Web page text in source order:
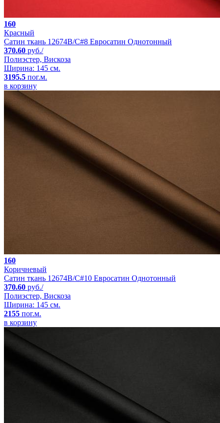
160
Красный
Сатин ткань 12674B/C#8 Евросатин Однотонный
370.60 руб./
Полиэстер, Вискоза
Ширина: 145 см.
3195.5 пог.м.
в корзину
160
Коричневый
Сатин ткань 12674B/C#10 Евросатин Однотонный
370.60 руб./
Полиэстер, Вискоза
Ширина: 145 см.
2155 пог.м.
в корзину